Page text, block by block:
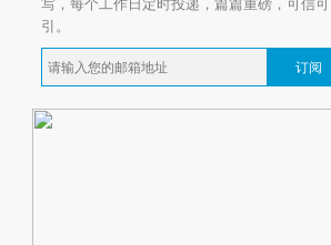
引。
订阅